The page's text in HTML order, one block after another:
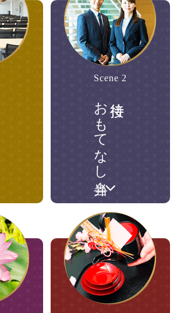
Scene 2
おもてなし弁当